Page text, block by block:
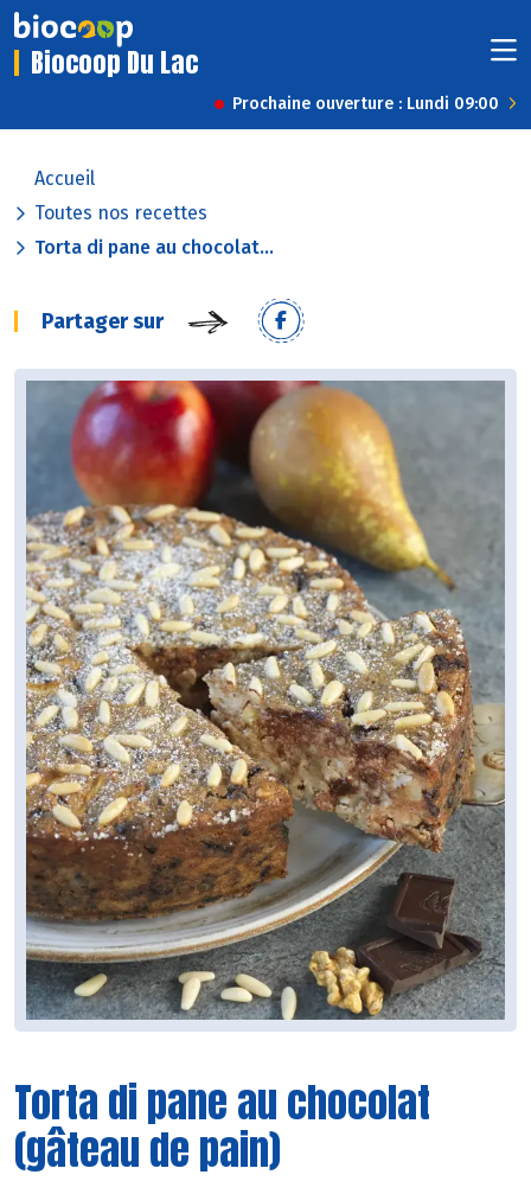
Biocoop Du Lac
Prochaine ouverture : Lundi 09:00
Accueil
Toutes nos recettes
Torta di pane au chocolat...
Partager sur
Torta di pane au chocolat
(gâteau de pain)